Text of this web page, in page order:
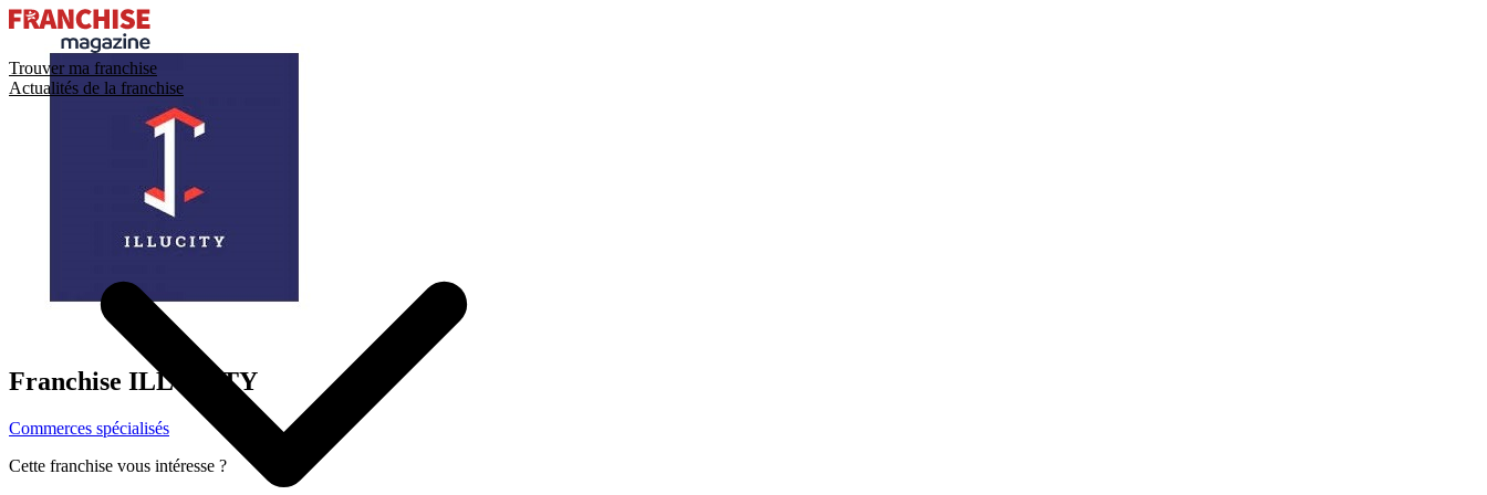
Trouver ma franchise
Actualités de la franchise
Franchise ILLUCITY
Commerces spécialisés
Cette franchise vous intéresse ?